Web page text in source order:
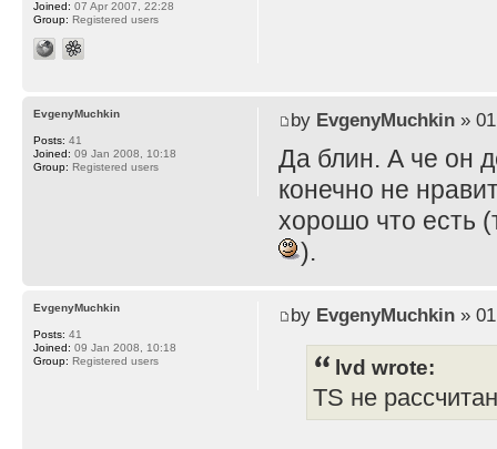
Joined: 07 Apr 2007, 22:28
Group: Registered users
by EvgenyMuchkin» 01
Да блин. А че он
конечно не
хорошо что есть
).
EvgenyMuchkin
Posts: 41
Joined: 09 Jan 2008, 10:18
Group: Registered users
by EvgenyMuchkin» 01
lvd wrote:
TS не
EvgenyMuchkin
Posts: 41
Joined: 09 Jan 2008, 10:18
Group: Registered users